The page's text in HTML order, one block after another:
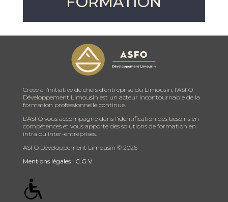
Créée à l’initiative de chefs d’entreprise du Limousin, l’ASFO
Développement Limousin est un acteur incontournable de la
formation professionnelle continue.
L’ASFO vous accompagne dans l’identification des besoins en
compétences et vous apporte des solutions de formation en
intra ou inter-entreprises.
ASFO Développement Limousin © 2026
Mentions légales| C.G.V.